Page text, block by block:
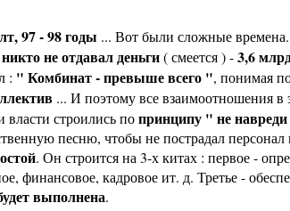
97 - 98 годы ... Вот были сложные
никто не отдавал деньги( смеется ) -3,6
: " Комбинат - превыше всего ", понимая
... И поэтому все взаимоотношения в
строились попринципу " не
песню, чтобы не пострадал
. Он строится на 3-х китах : первое -
финансовое, кадровое ит. д. Третье -
выполнена.